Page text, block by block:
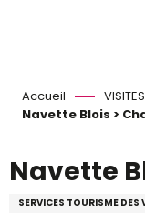
Accueil
Navette Blois >
Navette
SERVICES TOURISME